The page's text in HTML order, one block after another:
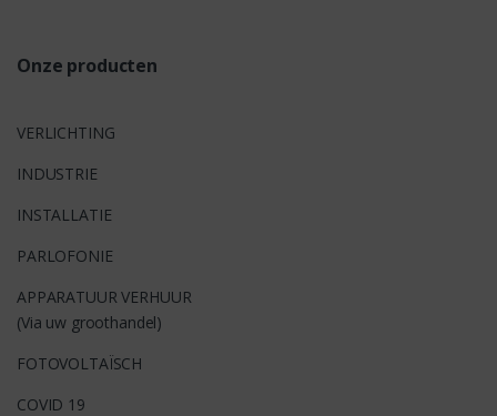
Onze producten
VERLICHTING
INDUSTRIE
INSTALLATIE
PARLOFONIE
APPARATUUR VERHUUR
(Via uw groothandel)
FOTOVOLTAÏSCH
COVID 19